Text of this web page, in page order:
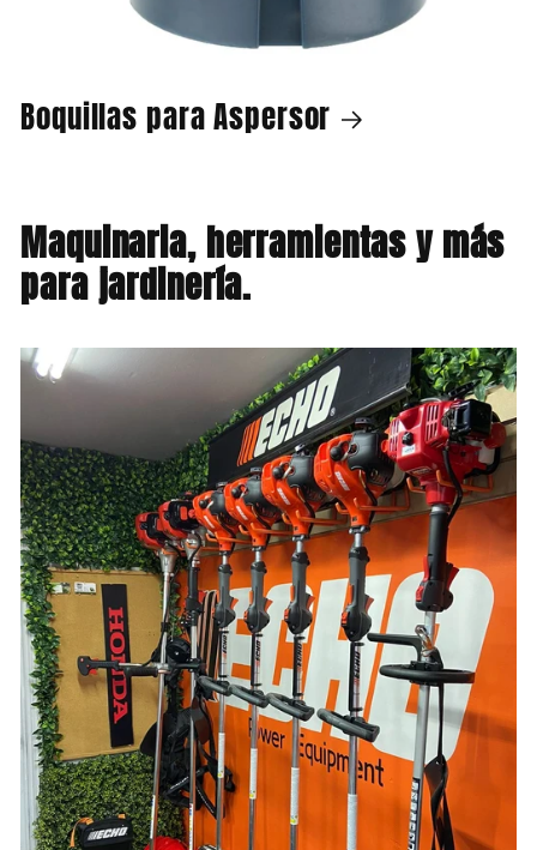
Boquillas para Aspersor
Maquinaria, herramientas y más
para jardinería.